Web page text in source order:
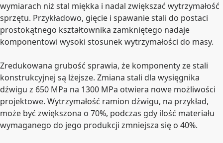
wymiarach niż stal miękka i nadal zwiększać wytrzymałość
sprzętu. Przykładowo, gięcie i spawanie stali do postaci
prostokątnego kształtownika zamkniętego nadaje
komponentowi wysoki stosunek wytrzymałości do masy.
Zredukowana grubość sprawia, że komponenty ze stali
konstrukcyjnej są lżejsze. Zmiana stali dla wysięgnika
dźwigu z 650 MPa na 1300 MPa otwiera nowe możliwości
projektowe. Wytrzymałość ramion dźwigu, na przykład,
może być zwiększona o 70%, podczas gdy ilość materiału
wymaganego do jego produkcji zmniejsza się o 40%.